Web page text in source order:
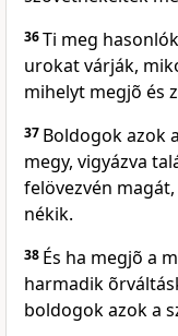
36Ti meg
urokat várják,
mihelyt megjõ és
37 Boldogok azok
megy, vigyázva
felövezvén
nékik.
38 És ha megjõ a
harmadik
boldogok azok a